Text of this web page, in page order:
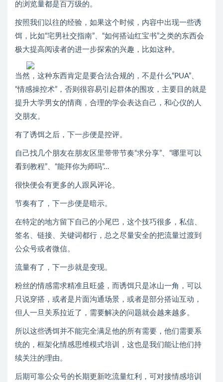
的浏览量都是百万级的。
按照我们以往的经验，如果这个时候，内容中出现一些诱
饵，比如“宅男社交指南”、“如何搭讪红宝书”之类的东西会
极大提高阅读者的进一步探索的兴趣，比如这种。
当然，这种东西肯定是要合法合规的，不是什么“PUA”、
“情感操控术”，否则很容易引起群体的围攻，主要目的就是
提升大学男女的情商，合理的学会表达自己，和心仪的人
交朋友。
有了诱饵之后，下一步便是控评。
自己找几个朋友在朋友区里带带节奏“求分享”、“哪里可以
看到教程”、“能拜你为师吗”…
很快便会有更多的人跟风评论。
节奏有了，下一步便是暗示。
在特定的地方留下自己的小尾巴，这个技巧很多，私信、
签名、链接、关键词都行，总之尽量安全的把流量过渡到
公众号或者微信。
流量有了，下一步就是变现。
粉丝的情感需求精准且旺盛，而诱饵只是冰山一角，可以
只说穿搭，或者是片面沟通场景，或者是部分搭讪互动，
但人一旦关系拉近了，需要解决的问题就会越来越多。
所以这些诱饵并不能完全满足他的所有需要，他们需要系
统的，框架化情感思维模式培训，这也是我们能让他们持
续关注的理由。
后期可靠公众号的长期更新吃流量红利，可对接情感培训